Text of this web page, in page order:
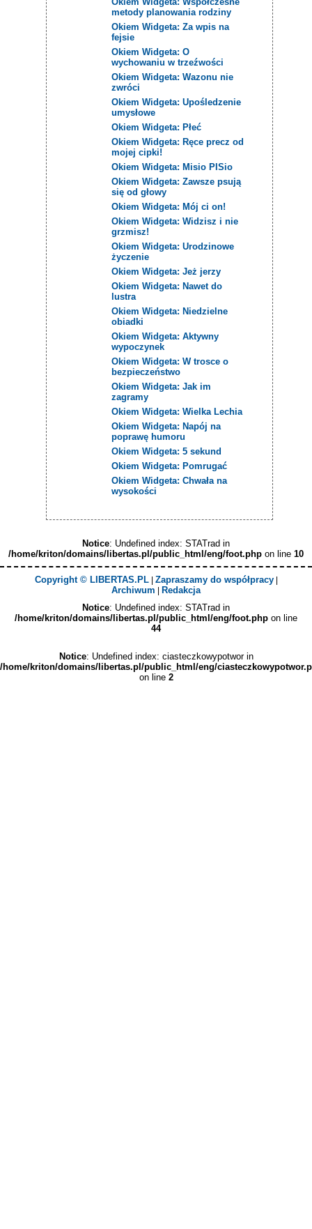
metody planowania rodziny
Okiem Widgeta: Za wpis na
fejsie
Okiem Widgeta: O
wychowaniu w trzeźwości
Okiem Widgeta: Wazonu nie
zwróci
Okiem Widgeta: Upośledzenie
umysłowe
Okiem Widgeta: Płeć
Okiem Widgeta: Ręce precz od
mojej cipki!
Okiem Widgeta: Misio PISio
Okiem Widgeta: Zawsze psują
się od głowy
Okiem Widgeta: Mój ci on!
Okiem Widgeta: Widzisz i nie
grzmisz!
Okiem Widgeta: Urodzinowe
życzenie
Okiem Widgeta: Jeż jerzy
Okiem Widgeta: Nawet do
lustra
Okiem Widgeta: Niedzielne
obiadki
Okiem Widgeta: Aktywny
wypoczynek
Okiem Widgeta: W trosce o
bezpieczeństwo
Okiem Widgeta: Jak im
zagramy
Okiem Widgeta: Wielka Lechia
Okiem Widgeta: Napój na
poprawę humoru
Okiem Widgeta: 5 sekund
Okiem Widgeta: Pomrugać
Okiem Widgeta: Chwała na
wysokości
Notice: Undefined index: STATrad in
/home/kriton/domains/libertas.pl/public_html/eng/foot.php on line 10
Copyright © LIBERTAS.PL| Zapraszamy do współpracy|
Archiwum
Redakcja
Notice: Undefined index: STATrad in
/home/kriton/domains/libertas.pl/public_html/eng/foot.php on line
44
Notice: Undefined index: ciasteczkowypotwor in
/home/kriton/domains/libertas.pl/public_html/eng/
on line 2